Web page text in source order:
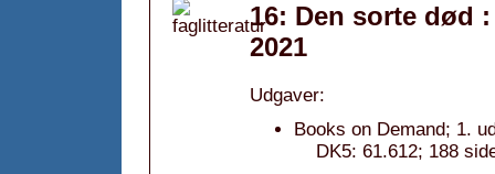
16: Den sorte død
2021
Udgaver:
Books on Demand; 1.
DK5: 61.612; 188